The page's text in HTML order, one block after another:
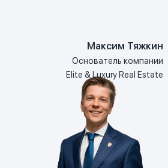
Максим Тяжкин
Основатель компании
Elite & Luxury Real Estate